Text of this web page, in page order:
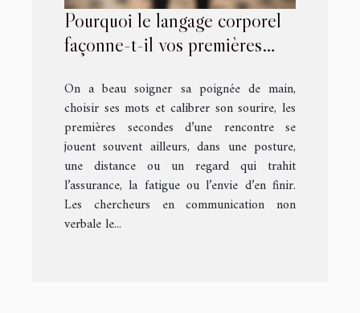
Pourquoi le langage corporel
façonne-t-il vos premières
On a beau soigner sa poignée de main,
choisir ses mots et calibrer son sourire, les
premières secondes d’une rencontre se
jouent souvent ailleurs, dans une posture,
une distance ou un regard qui trahit
l’assurance, la fatigue ou l’envie d’en finir.
Les chercheurs en communication non
verbale le...